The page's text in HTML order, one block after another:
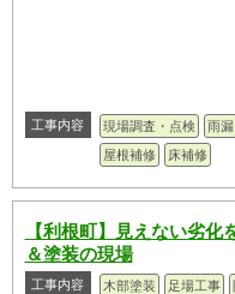
工事内容 現場調査・点検
雨漏
屋根補修
床補修
【利根町】見えない劣
＆塗装の現場
工事内容 木部塗装 足場工事